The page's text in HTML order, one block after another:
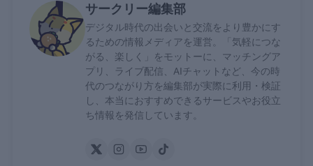
サークリー編集部
デジタル時代の出会いと交流をより豊かにす
るための情報メディアを運営。「気軽につな
がる、楽しく」をモットーに、マッチングア
プリ、ライブ配信、AIチャットなど、今の時
代のつながり方を編集部が実際に利用・検証
し、本当におすすめできるサービスやお役立
ち情報を発信しています。